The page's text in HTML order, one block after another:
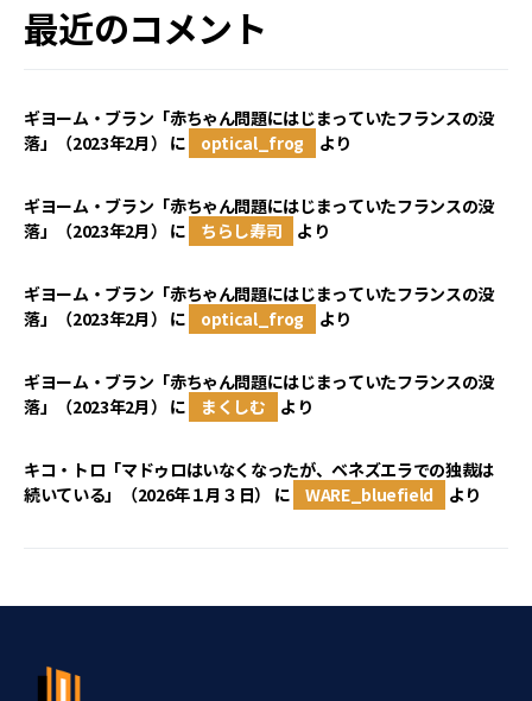
最近のコメント
ギヨーム・ブラン「赤ちゃん問題にはじまっていたフランスの没
落」（2023年2月） に optical_frog より
ギヨーム・ブラン「赤ちゃん問題にはじまっていたフランスの没
落」（2023年2月） に ちらし寿司 より
ギヨーム・ブラン「赤ちゃん問題にはじまっていたフランスの没
落」（2023年2月） に optical_frog より
ギヨーム・ブラン「赤ちゃん問題にはじまっていたフランスの没
落」（2023年2月） に まくしむ より
キコ・トロ「マドゥロはいなくなったが、ベネズエラでの独裁は
続いている」（2026年１月３日）
に WARE_bluefield より